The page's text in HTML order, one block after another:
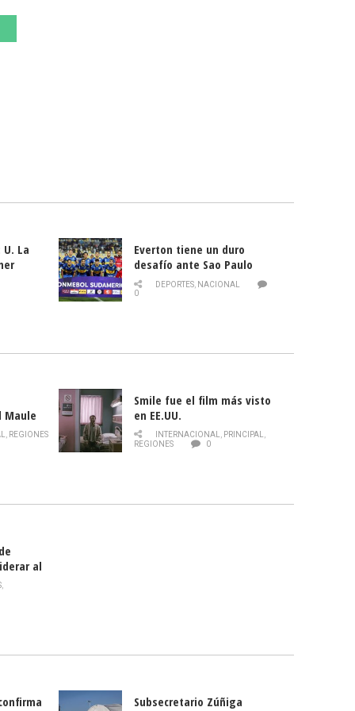
La
Everton tiene un duro
desafío ante Sao Paulo
DEPORTES, NACIONAL
0
Maule
de la
, REGIONES
Smile fue el film más visto
en EE.UU.
INTERNACIONAL, PRINCIPAL,
REGIONES
0
al
,
Subsecretario Zúñiga